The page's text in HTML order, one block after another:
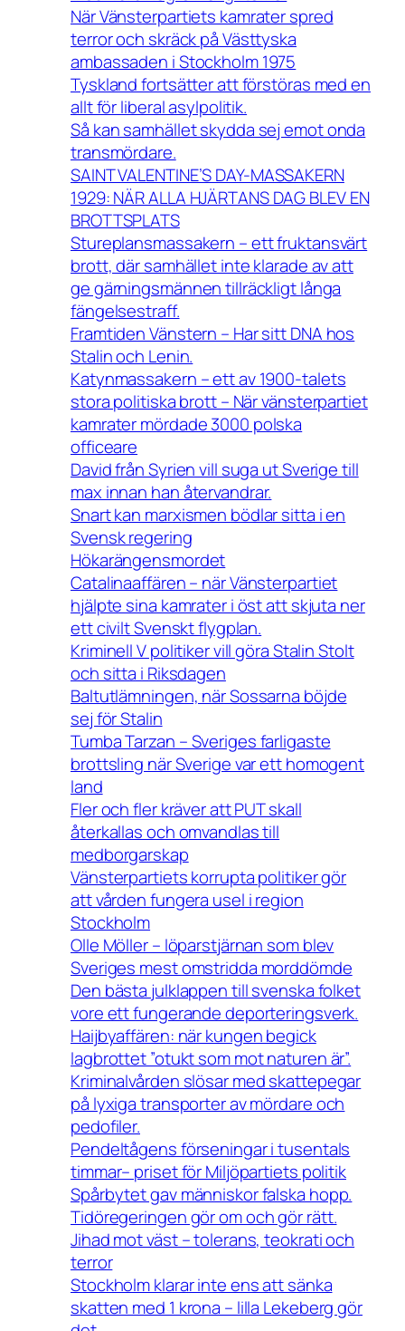
När Vänsterpartiets kamrater spred
terror och skräck på Västtyska
ambassaden i Stockholm 1975
Tyskland fortsätter att förstöras med en
allt för liberal asylpolitik.
Så kan samhället skydda sej emot onda
transmördare.
SAINT VALENTINE’S DAY-MASSAKERN
1929: NÄR ALLA HJÄRTANS DAG BLEV EN
BROTTSPLATS
Stureplansmassakern – ett fruktansvärt
brott, där samhället inte klarade av att
ge gärningsmännen tillräckligt långa
fängelsestraff.
Framtiden Vänstern – Har sitt DNA hos
Stalin och Lenin.
Katynmassakern – ett av 1900-talets
stora politiska brott – När vänsterpartiet
kamrater mördade 3000 polska
officeare
David från Syrien vill suga ut Sverige till
max innan han återvandrar.
Snart kan marxismen bödlar sitta i en
Svensk regering
Hökarängensmordet
Catalinaaffären – när Vänsterpartiet
hjälpte sina kamrater i öst att skjuta ner
ett civilt Svenskt flygplan.
Kriminell V politiker vill göra Stalin Stolt
och sitta i Riksdagen
Baltutlämningen, när Sossarna böjde
sej för Stalin
Tumba Tarzan – Sveriges farligaste
brottsling när Sverige var ett homogent
land
Fler och fler kräver att PUT skall
återkallas och omvandlas till
medborgarskap
Vänsterpartiets korrupta politiker gör
att vården fungera usel i region
Stockholm
Olle Möller – löparstjärnan som blev
Sveriges mest omstridda morddömde
Den bästa julklappen till svenska folket
vore ett fungerande deporteringsverk.
Haijbyaffären: när kungen begick
lagbrottet ”otukt som mot naturen är”.
Kriminalvården slösar med skattepegar
på lyxiga transporter av mördare och
pedofiler.
Pendeltågens förseningar i tusentals
timmar– priset för Miljöpartiets politik
Spårbytet gav människor falska hopp.
Tidöregeringen gör om och gör rätt.
Jihad mot väst – tolerans, teokrati och
terror
Stockholm klarar inte ens att sänka
skatten med 1 krona – lilla Lekeberg gör